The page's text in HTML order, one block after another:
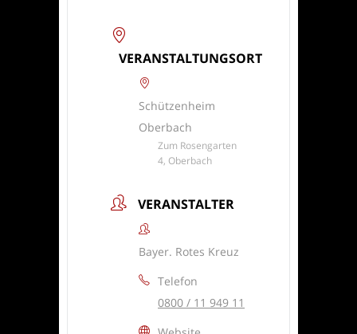
VERANSTALTUNGSORT
Schützenheim
Oberbach
Zum Rosengarten
4, Oberbach
VERANSTALTER
Bayer. Rotes Kreuz
Telefon
0800 / 11 949 11